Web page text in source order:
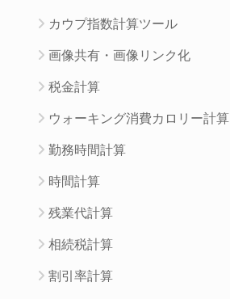
カウプ指数計算ツール
画像共有・画像リンク化
税金計算
ウォーキング消費カロリー計算
勤務時間計算
時間計算
残業代計算
相続税計算
割引率計算